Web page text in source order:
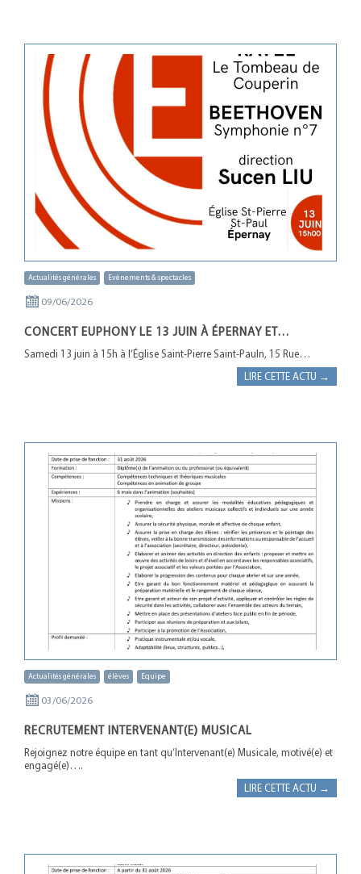
Actualités générales Evènements & spectacles
09/06/2026
CONCERT EUPHONY LE 13 JUIN À ÉPERNAY ET…
Samedi 13 juin à 15h à l’Église Saint-Pierre Saint-Pauln, 15 Rue…
LIRE CETTE ACTU →
Actualités générales élèves Equipe
03/06/2026
RECRUTEMENT INTERVENANT(E) MUSICAL
Rejoignez notre équipe en tant qu’Intervenant(e) Musicale, motivé(e) et
engagé(e)….
LIRE CETTE ACTU →